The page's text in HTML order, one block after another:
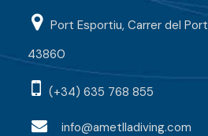
Port Esportiu, Carrer del
43860
(+34) 635 768 855
info@ametlladiving.com